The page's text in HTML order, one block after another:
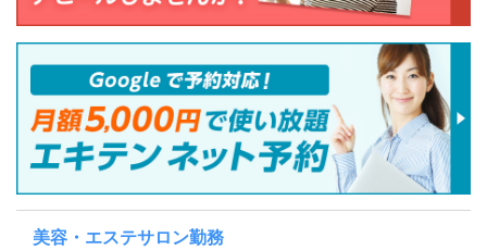
美容・エステサロン勤務